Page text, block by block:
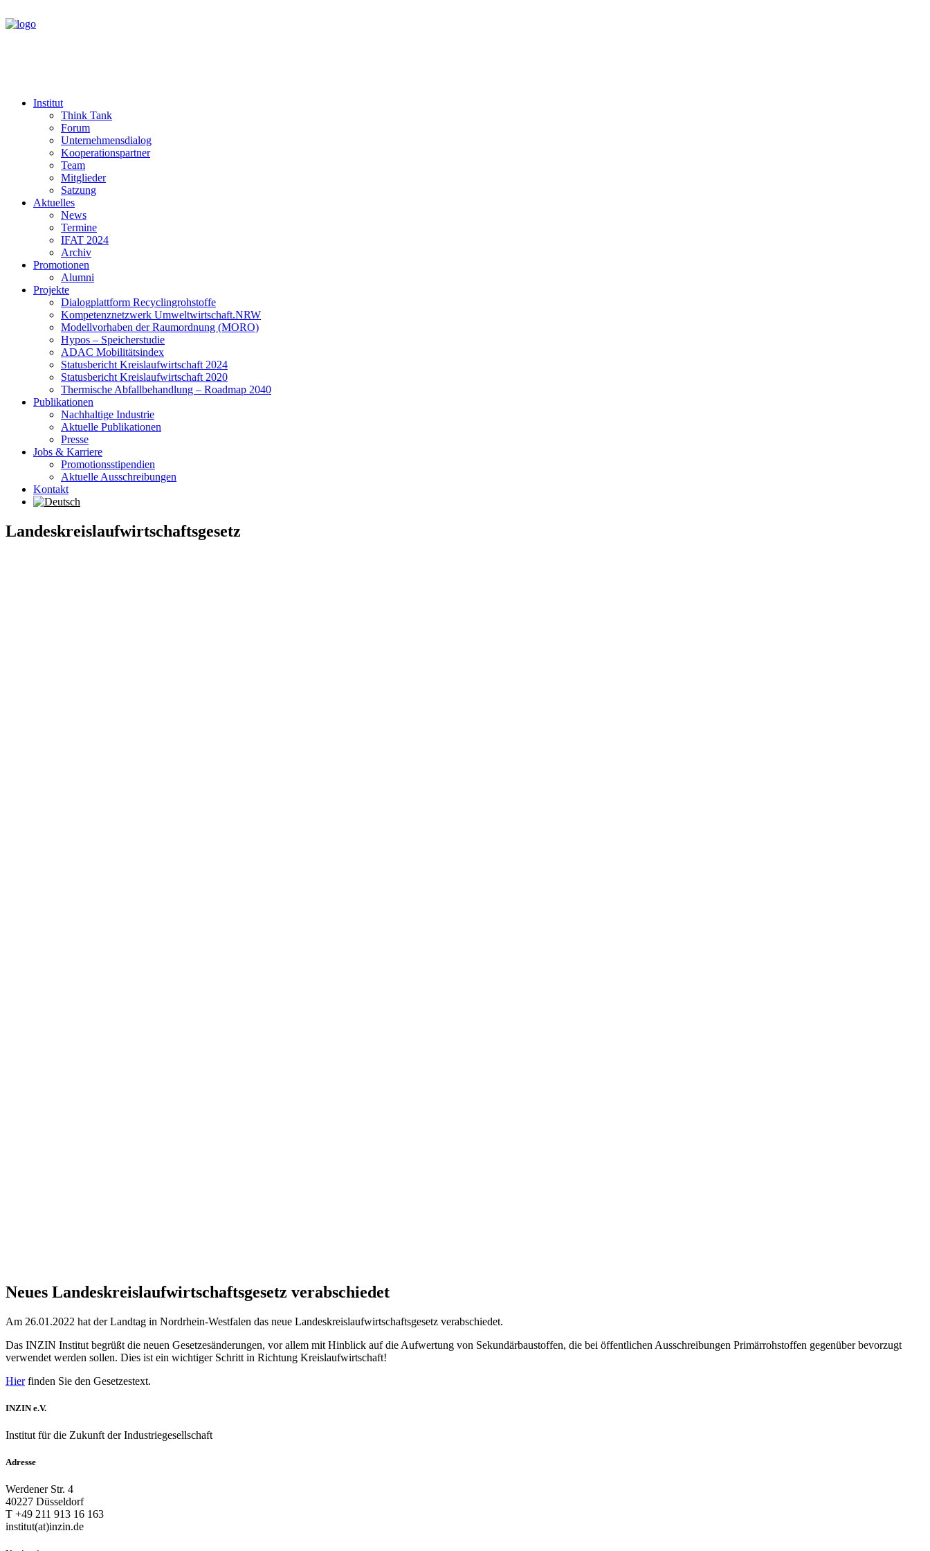
Institut
Think Tank
Forum
Unternehmensdialog
Kooperationspartner
Team
Mitglieder
Satzung
Aktuelles
News
Termine
IFAT 2024
Archiv
Promotionen
Alumni
Projekte
Dialogplattform Recyclingrohstoffe
Kompetenznetzwerk Umweltwirtschaft.NRW
Modellvorhaben der Raumordnung (MORO)
Hypos – Speicherstudie
ADAC Mobilitätsindex
Statusbericht Kreislaufwirtschaft 2024
Statusbericht Kreislaufwirtschaft 2020
Thermische Abfallbehandlung – Roadmap 2040
Publikationen
Nachhaltige Industrie
Aktuelle Publikationen
Presse
Jobs & Karriere
Promotionsstipendien
Aktuelle Ausschreibungen
Kontakt
Landeskreislaufwirtschaftsgesetz
Neues Landeskreislaufwirtschaftsgesetz verabschiedet
Am 26.01.2022 hat der Landtag in Nordrhein-Westfalen das neue Landeskreislaufwirtschaftsgesetz verabschiedet.
Das INZIN Institut begrüßt die neuen Gesetzesänderungen, vor allem mit Hinblick auf die Aufwertung von Sekundärbaustoffen, die bei öffentlichen Ausschreibungen Primärrohstoffen gegenüber bevorzugt
verwendet werden sollen. Dies ist ein wichtiger Schritt in Richtung Kreislaufwirtschaft!
Hierfinden Sie den Gesetzestext.
INZIN e.V.
Institut für die Zukunft der Industriegesellschaft
Adresse
Werdener Str. 4
40227 Düsseldorf
T +49 211 913 16 163
institut(at)inzin.de